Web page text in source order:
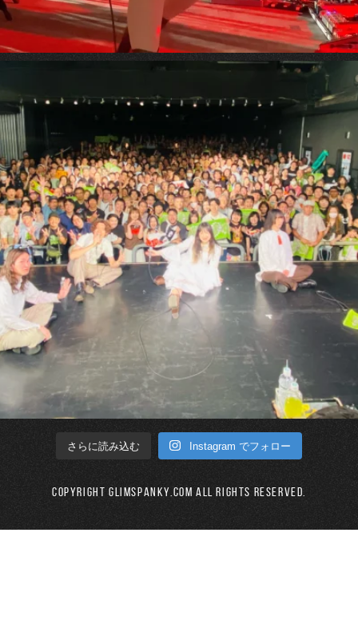
さらに読み込む Instagram でフォロー
Copyright GLIMSPANKY.COM All Rights Reserved.